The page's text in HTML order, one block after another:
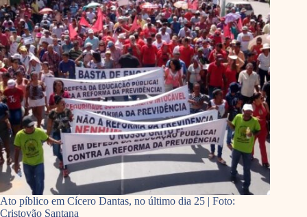
Ato píblico em Cícero Dantas, no último dia 25 | Foto:
Cristovão Santana